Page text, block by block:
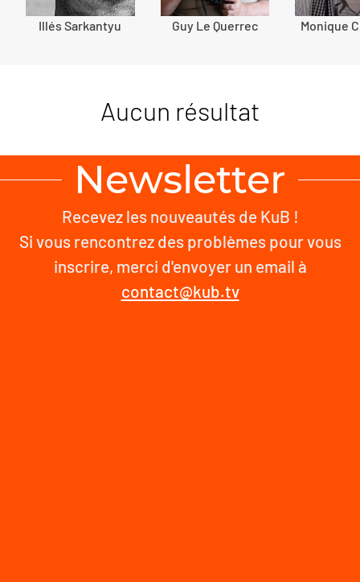
Illés Sarkantyu Guy Le Querrec Monique
Aucun résultat
Newsletter
Recevez les nouveautés de KuB !
Si vous rencontrez des problèmes pour vous
inscrire, merci d'envoyer un email à
contact@kub.tv